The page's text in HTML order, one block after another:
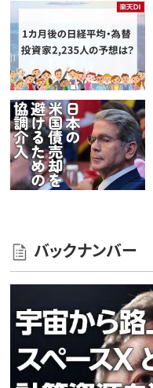
バックナンバー